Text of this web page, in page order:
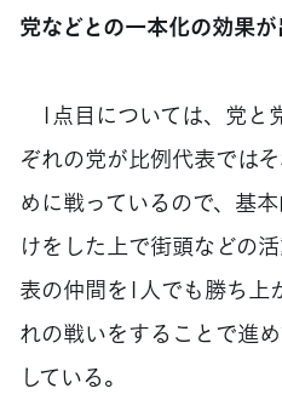
党などとの一本化の効果
1点目については、党と
ぞれの党が比例代表では
めに戦っているので、基
けをした上で街頭などの
表の仲間を1人でも勝ち上
れの戦いをすることで進
している。